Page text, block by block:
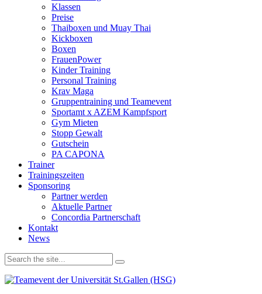
Klassen
Preise
Thaiboxen und Muay Thai
Kickboxen
Boxen
FrauenPower
Kinder Training
Personal Training
Krav Maga
Gruppentraining und Teamevent
Sportamt x AZEM Kampfsport
Gym Mieten
Stopp Gewalt
Gutschein
PA CAPONA
Trainer
Trainingszeiten
Sponsoring
Partner werden
Aktuelle Partner
Concordia Partnerschaft
Kontakt
News